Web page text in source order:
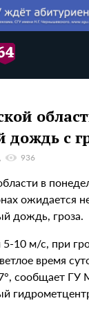
дождь с
936
в
ожидается
дождь, гроза.
5-10 м/с, при
время
сообщает